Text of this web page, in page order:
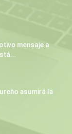
mensaje a
asumirá la